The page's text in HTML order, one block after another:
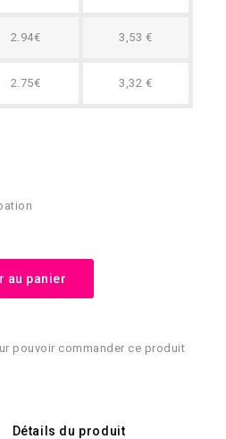
2.94€ 3,53 €
2.75€ 3,32 €
au panier
pouvoir commander ce produit
Détails du produit